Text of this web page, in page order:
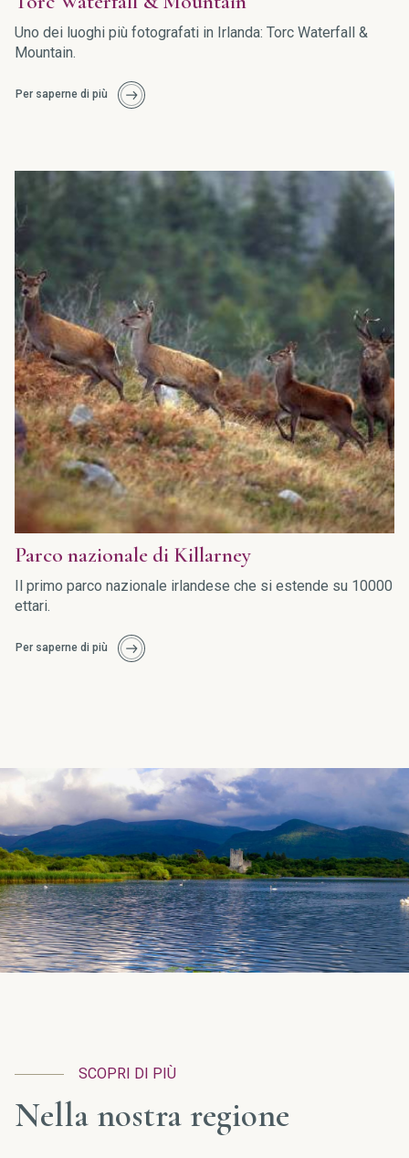
Uno dei luoghi più fotografati in Irlanda: Torc Waterfall &
Mountain.
Per saperne di più
Parco nazionale di Killarney
Il primo parco nazionale irlandese che si estende su 10000
ettari.
Per saperne di più
SCOPRI DI PIÙ
Nella nostra regione